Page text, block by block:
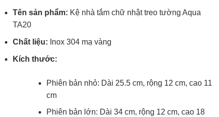
Tên sản phẩm: Kệ nhà tắm chữ nhật treo tường Aqua
TA20
Chất liệu: Inox 304 mạ vàng
Kích thước:
Phiên bản nhỏ: Dài 25.5 cm, rộng 12 cm, cao 11
cm
Phiên bản lớn: Dài 34 cm, rộng 12 cm, cao 18